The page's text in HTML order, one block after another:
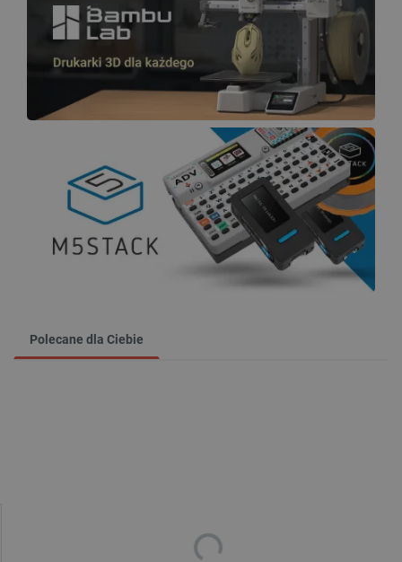
Polecane dla Ciebie